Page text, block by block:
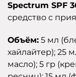
Spectrum SPF
средство с
Объём: 5 мл
хайлайтер); 25
масло); 5 гр